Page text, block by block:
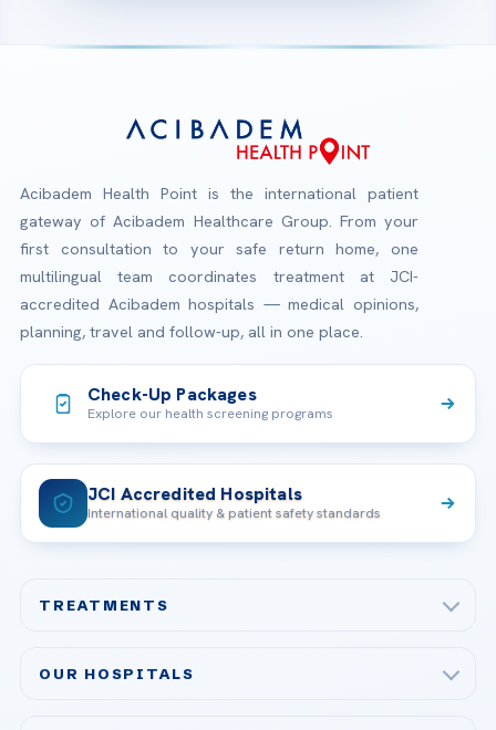
Acibadem Health Point is the international patient
gateway of Acibadem Healthcare Group. From your
first consultation to your safe return home, one
multilingual team coordinates treatment at JCI-
accredited Acibadem hospitals — medical opinions,
planning, travel and follow-up, all in one place.
Check-Up Packages
Explore our health screening programs
JCI Accredited Hospitals
International quality & patient safety standards
TREATMENTS
OUR HOSPITALS